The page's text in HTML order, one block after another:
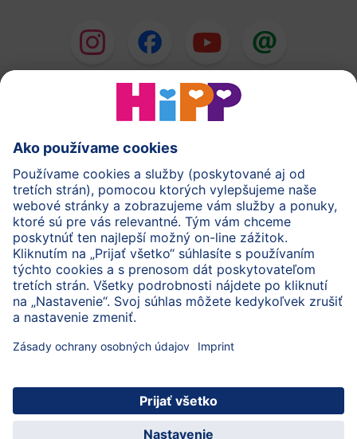
HiPP Mlieka
HiPP Príkrmy
HiPP Tehotenstvo
Ochrana osobných údajov
Cookies a pravidlá používania webovej stránky
Imprint
O spoločnosti HiPP Kontakt